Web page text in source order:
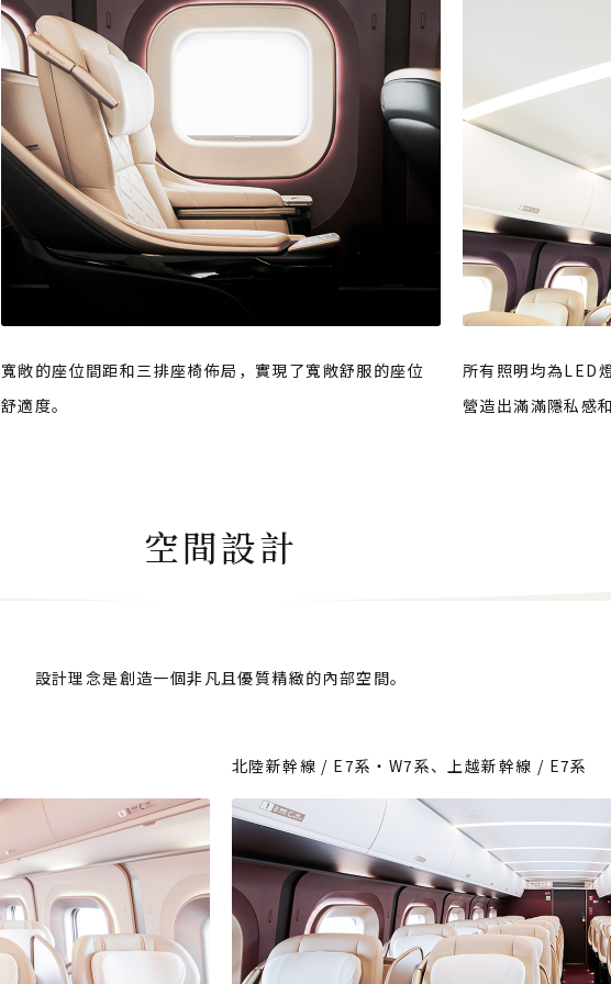
寬敞的座位間距和三排座椅佈局，實現了寬敞舒服的座位
舒適度。
所有照明均為LED
營造出滿滿隱私感
空間設計
設計理念是創造一個非凡且優質精緻的內部空間。
北陸新幹線 / E7系・W7系、上越新幹線 / E7系